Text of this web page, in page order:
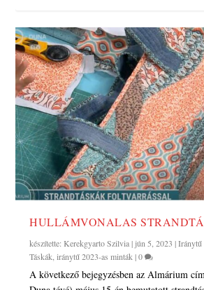
HULLÁMVONALAS
készítette:Kerekgyarto Szilvia| jún 5, 2023 |Iránytű
Táskák ,iránytű 2023-as minták |0
A következő bejegyzésben az Almárium